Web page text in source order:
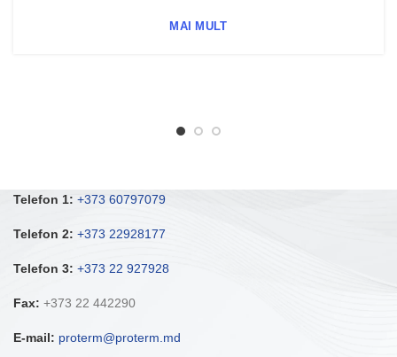
MAI MULT
Telefon 1: +373 60797079
Telefon 2: +373 22928177
Telefon 3: +373 22 927928
Fax: +373 22 442290
E-mail: proterm@proterm.md